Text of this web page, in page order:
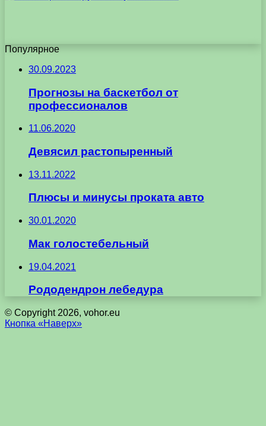
Популярное
30.09.2023
Прогнозы на баскетбол от
профессионалов
11.06.2020
Девясил растопыренный
13.11.2022
Плюсы и минусы проката авто
30.01.2020
Мак голостебельный
19.04.2021
Рододендрон лебедура
© Copyright 2026, vohor.eu
Кнопка «Наверх»